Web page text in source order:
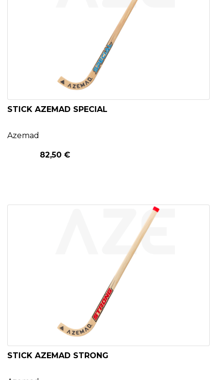
STICK AZEMAD SPECIAL
Azemad
82,50 €
STICK AZEMAD STRONG